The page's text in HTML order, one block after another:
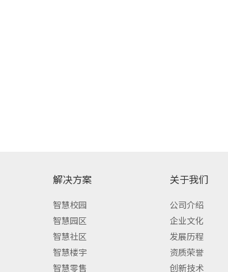
解决方案
智慧校园
智慧园区
智慧社区
智慧楼宇
智慧零售
关于我们
公司介绍
企业文化
发展历程
资质荣誉
创新技术